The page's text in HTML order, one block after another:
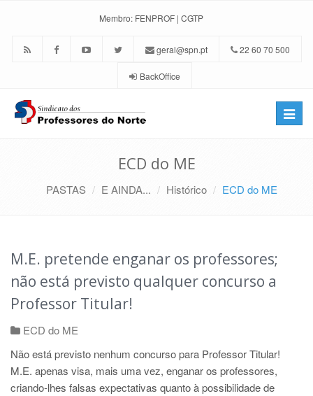
Membro: FENPROF | CGTP
geral@spn.pt 22 60 70 500
BackOffice
Toggle
ECD do ME
PASTAS E AINDA... Histórico ECD do ME
M.E. pretende enganar os professores;
não está previsto qualquer concurso a
Professor Titular!
ECD do ME
Não está previsto nenhum concurso para Professor Titular!
M.E. apenas visa, mais uma vez, enganar os professores,
criando-lhes falsas expectativas quanto à possibilidade de